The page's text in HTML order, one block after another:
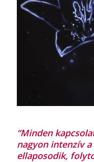
“Minden
nagyon intenzív
ellaposodik,